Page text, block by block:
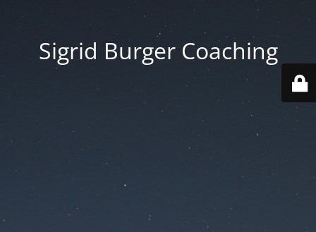
Sigrid Burger Coaching